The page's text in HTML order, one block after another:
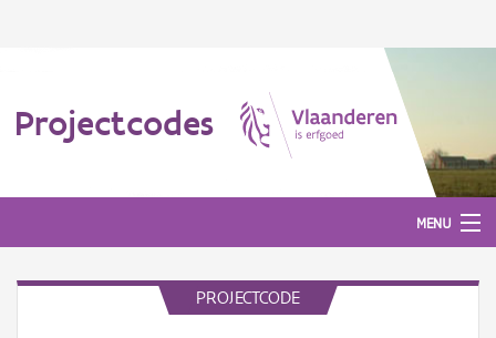
Projectcodes
MENU
PROJECTCODE